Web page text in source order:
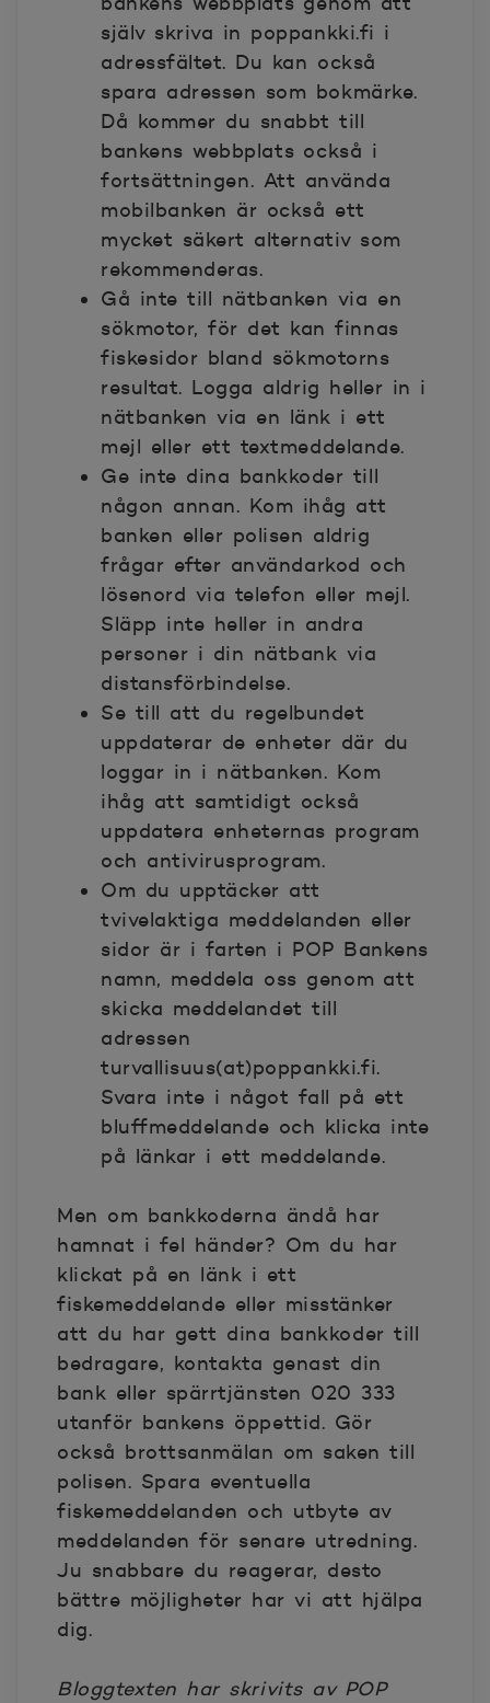
själv skriva in poppankki.fi i
adressfältet. Du kan också
spara adressen som bokmärke.
Då kommer du snabbt till
bankens webbplats också i
fortsättningen. Att använda
mobilbanken är också ett
mycket säkert alternativ som
rekommenderas.
Gå inte till nätbanken via en
sökmotor, för det kan finnas
fiskesidor bland sökmotorns
resultat. Logga aldrig heller in i
nätbanken via en länk i ett
mejl eller ett textmeddelande.
Ge inte dina bankkoder till
någon annan. Kom ihåg att
banken eller polisen aldrig
frågar efter användarkod och
lösenord via telefon eller mejl.
Släpp inte heller in andra
personer i din nätbank via
distansförbindelse.
Se till att du regelbundet
uppdaterar de enheter där du
loggar in i nätbanken. Kom
ihåg att samtidigt också
uppdatera enheternas program
och antivirusprogram.
Om du upptäcker att
tvivelaktiga meddelanden eller
sidor är i farten i POP Bankens
namn, meddela oss genom att
skicka meddelandet till
adressen
turvallisuus(at)poppankki.fi.
Svara inte i något fall på ett
bluffmeddelande och klicka inte
på länkar i ett meddelande.
Men om bankkoderna ändå har
hamnat i fel händer? Om du har
klickat på en länk i ett
fiskemeddelande eller misstänker
att du har gett dina bankkoder till
bedragare, kontakta genast din
bank eller spärrtjänsten 020 333
utanför bankens öppettid. Gör
också brottsanmälan om saken till
polisen. Spara eventuella
fiskemeddelanden och utbyte av
meddelanden för senare utredning.
Ju snabbare du reagerar, desto
bättre möjligheter har vi att hjälpa
dig.
Bloggtexten har skrivits av POP